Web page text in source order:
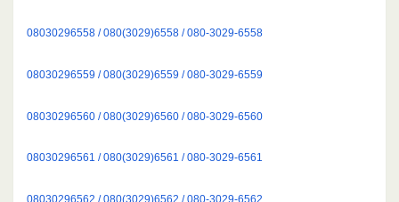
08030296558 / 080(3029)6558 / 080-3029-6558
08030296559 / 080(3029)6559 / 080-3029-6559
08030296560 / 080(3029)6560 / 080-3029-6560
08030296561 / 080(3029)6561 / 080-3029-6561
08030296562 / 080(3029)6562 / 080-3029-6562